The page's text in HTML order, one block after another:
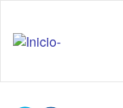
contenido
Tiflonexos
Contenido